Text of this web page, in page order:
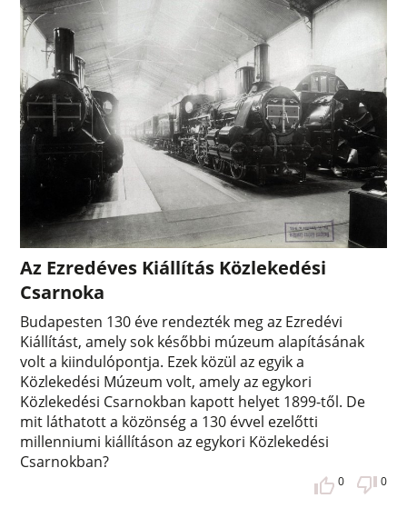
Az Ezredéves Kiállítás Közlekedési
Csarnoka
Budapesten 130 éve rendezték meg az Ezredévi
Kiállítást, amely sok későbbi múzeum alapításának
volt a kiindulópontja. Ezek közül az egyik a
Közlekedési Múzeum volt, amely az egykori
Közlekedési Csarnokban kapott helyet 1899-től. De
mit láthatott a közönség a 130 évvel ezelőtti
millenniumi kiállításon az egykori Közlekedési
Csarnokban?
0 0